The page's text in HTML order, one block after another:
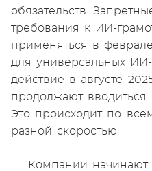
обязательств.
требования к ИИ-
применяться в
для универсальных
действие в августе
продолжают
Это происходит по
разной скоростью.
Компании начинают